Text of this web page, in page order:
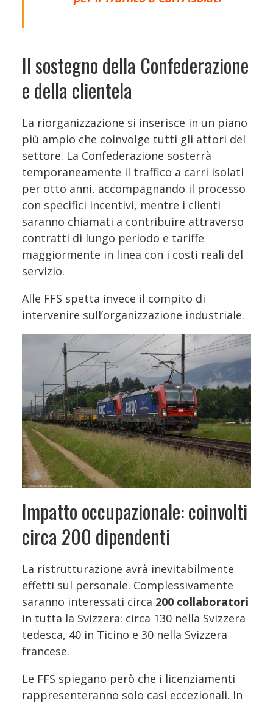
Il sostegno della Confederazione
e della clientela
La riorganizzazione si inserisce in un piano
più ampio che coinvolge tutti gli attori del
settore. La Confederazione sosterrà
temporaneamente il traffico a carri isolati
per otto anni, accompagnando il processo
con specifici incentivi, mentre i clienti
saranno chiamati a contribuire attraverso
contratti di lungo periodo e tariffe
maggiormente in linea con i costi reali del
servizio.
Alle FFS spetta invece il compito di
intervenire sull’organizzazione industriale.
Impatto occupazionale: coinvolti
circa 200 dipendenti
La ristrutturazione avrà inevitabilmente
effetti sul personale. Complessivamente
saranno interessati circa 200 collaboratori
in tutta la Svizzera: circa 130 nella Svizzera
tedesca, 40 in Ticino e 30 nella Svizzera
francese.
Le FFS spiegano però che i licenziamenti
rappresenteranno solo casi eccezionali. In